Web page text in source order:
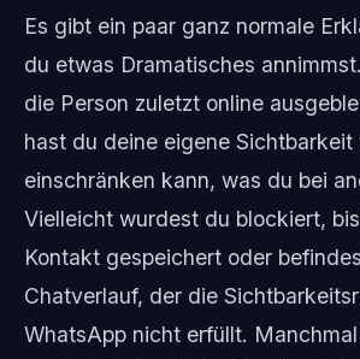
Es gibt ein paar ganz normale
du etwas Dramatisches
die Person zuletzt online
hast du deine eigene Sichtbarkeit
einschränken kann, was du bei
Vielleicht wurdest du blockiert,
Kontakt gespeichert oder
Chatverlauf, der die
WhatsApp nicht erfüllt.